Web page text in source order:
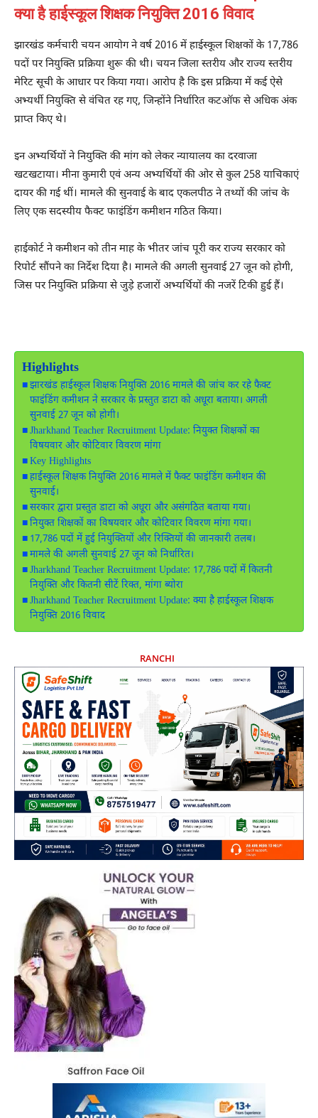
क्या है हाईस्कूल शिक्षक नियुक्ति 2016 विवाद
झारखंड कर्मचारी चयन आयोग ने वर्ष 2016 में हाईस्कूल शिक्षकों के 17,786
पदों पर नियुक्ति प्रक्रिया शुरू की थी। चयन जिला स्तरीय और राज्य स्तरीय
मेरिट सूची के आधार पर किया गया। आरोप है कि इस प्रक्रिया में कई ऐसे
अभ्यर्थी नियुक्ति से वंचित रह गए, जिन्होंने निर्धारित कटऑफ से अधिक अंक
प्राप्त किए थे।
इन अभ्यर्थियों ने नियुक्ति की मांग को लेकर न्यायालय का दरवाजा
खटखटाया। मीना कुमारी एवं अन्य अभ्यर्थियों की ओर से कुल 258 याचिकाएं
दायर की गई थीं। मामले की सुनवाई के बाद एकलपीठ ने तथ्यों की जांच के
लिए एक सदस्यीय फैक्ट फाइंडिंग कमीशन गठित किया।
हाईकोर्ट ने कमीशन को तीन माह के भीतर जांच पूरी कर राज्य सरकार को
रिपोर्ट सौंपने का निर्देश दिया है। मामले की अगली सुनवाई 27 जून को होगी,
जिस पर नियुक्ति प्रक्रिया से जुड़े हजारों अभ्यर्थियों की नजरें टिकी हुई हैं।
Highlights
झारखंड हाईस्कूल शिक्षक नियुक्ति 2016 मामले की जांच कर रहे फैक्ट
फाइंडिंग कमीशन ने सरकार के प्रस्तुत डाटा को अधूरा बताया। अगली
सुनवाई 27 जून को होगी।
Jharkhand Teacher Recruitment Update: नियुक्त शिक्षकों का
विषयवार और कोटिवार विवरण मांगा
Key Highlights
हाईस्कूल शिक्षक नियुक्ति 2016 मामले में फैक्ट फाइंडिंग कमीशन की
सुनवाई।
सरकार द्वारा प्रस्तुत डाटा को अधूरा और असंगठित बताया गया।
नियुक्त शिक्षकों का विषयवार और कोटिवार विवरण मांगा गया।
17,786 पदों में हुई नियुक्तियों और रिक्तियों की जानकारी तलब।
मामले की अगली सुनवाई 27 जून को निर्धारित।
Jharkhand Teacher Recruitment Update: 17,786 पदों में कितनी
नियुक्ति और कितनी सीटें रिक्त, मांगा ब्योरा
Jharkhand Teacher Recruitment Update: क्या है हाईस्कूल शिक्षक
नियुक्ति 2016 विवाद
RANCHI